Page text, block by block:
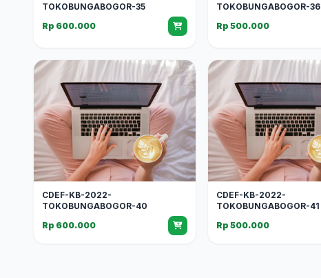
TOKOBUNGABOGOR-35
Rp 600.000
TOKOBUNGABOGOR-36
Rp 500.000
CDEF-KB-2022-
TOKOBUNGABOGOR-40
Rp 600.000
CDEF-KB-2022-
TOKOBUNGABOGOR-41
Rp 500.000